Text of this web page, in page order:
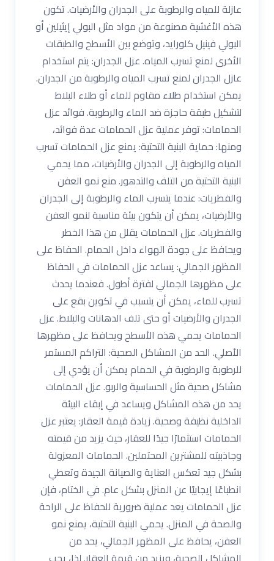
عازلة للمياه والرطوبة على الجدران والأرضيات. تكون
هذه الأغشية مصنوعة من مواد مثل البولي إيثيلين أو
البولي فينيل كلورايد، وتوضع بين الأسطح والطبقات
الأخرى لمنع تسرب المياه. عزل الجدران: يتم استخدام
عازل الجدران لمنع تسرب المياه والرطوبة من الجدران.
يمكن استخدام طلاء مقاوم للماء أو طلاء البلاط
لتشكيل طبقة حاجزة ضد الماء والرطوبة. فوائد عزل
الحمامات: توفر عملية عزل الحمامات عدة فوائد،
ومنها: حماية البنية التحتية: يمنع عزل الحمامات تسرب
المياه والرطوبة إلى الجدران والأرضيات، مما يحمي
البنية التحتية من التلف والتدهور. منع نمو العفن
والفطريات: عندما يتسرب الماء والرطوبة إلى الجدران
والأرضيات، يمكن أن يتكون بيئة مناسبة لنمو العفن
والفطريات. عزل الحمامات يقلل من هذا الخطر
ويحافظ على جودة الهواء داخل الحمام. الحفاظ على
المظهر الجمالي: يساعد عزل الحمامات في الحفاظ
على مظهرها الجمالي لفترة أطول. فعندما يحدث
تسرب للماء، يمكن أن يتسبب في تكوين بقع على
الجدران والأرضيات أو حتى تلف الدهانات والبلاط. عزل
الحمامات يحمي هذه الأسطح ويحافظ على مظهرها
الأصلي. الحد من المشاكل الصحية: التراكم المستمر
للرطوبة والرطوبة في الحمام يمكن أن يؤدي إلى
مشاكل صحية مثل الحساسية والربو. عزل الحمامات
يحد من هذه المشاكل ويساعد في إبقاء البيئة
الداخلية نظيفة وصحية. زيادة قيمة العقار: يعتبر عزل
الحمامات استثمارًا جيدًا للعقار، حيث يزيد من قيمته
وجاذبيته للمشترين المحتملين. الحمامات المعزولة
بشكل جيد تعكس العناية والصيانة الجيدة وتعطي
انطباعًا إيجابيًا عن المنزل بشكل عام. في الختام، فإن
عزل الحمامات يعد عملية ضرورية للحفاظ على الراحة
والصحة في المنزل. يحمي البنية التحتية، يمنع نمو
العفن، يحافظ على المظهر الجمالي، يحد من